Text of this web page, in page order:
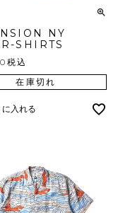
NY
SHIRTS
税込
在庫切れ
に入れる